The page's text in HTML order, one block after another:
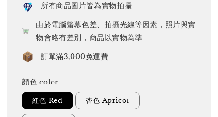
所有商品圖片皆為實物拍攝
由於電腦螢幕色差、拍攝光線等因素，照片與實
物會略有差別，商品以實物為準
訂單滿3,000免運費
顔色 color
紅色 Red 杏色 Apricot